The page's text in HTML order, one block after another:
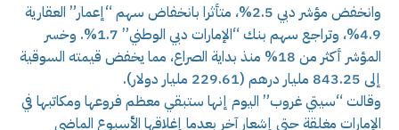
وانخفض مؤشر دبي 2.5%، متأثرا بانخفاض سهم “إعمار” العقارية
4.9%، وتراجع سهم بنك “الإمارات دبي الوطني” 1.7%. وخسر
المؤشر أكثر من 18% منذ بداية الصراع، ⁠مما يخفض قيمته السوقية
إلى 843.25 مليار درهم (229.61 مليار دولار).
وقالت “سيتي غروب” اليوم إنها ستبقي معظم فروعها ومكاتبها في
الإمارات مغلقة حتى إشعار آخر بعدما إغلاقها الأسبوع الماضي